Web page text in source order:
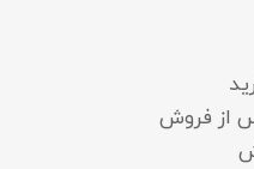
از فروش